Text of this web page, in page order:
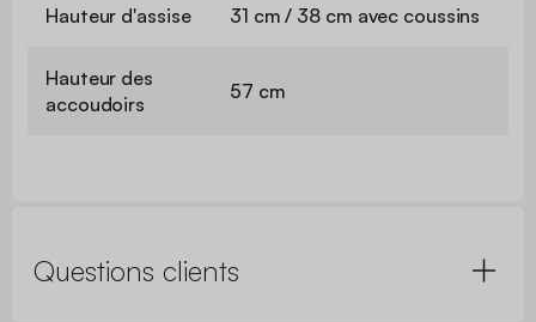
Hauteur d'assise 31 cm / 38 cm avec coussins
Hauteur des
accoudoirs
57 cm
Questions clients